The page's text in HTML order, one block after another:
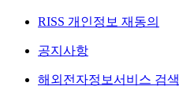
RISS 개인정보 재동의
공지사항
해외전자정보서비스 검색